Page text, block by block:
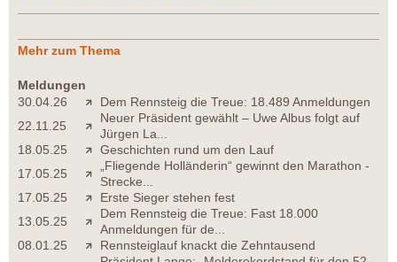
Mehr zum Thema
Meldungen
30.04.26
Dem Rennsteig die Treue: 18.489 Anmeldungen
22.11.25
Neuer Präsident gewählt – Uwe Albus folgt auf
Jürgen La...
18.05.25
Geschichten rund um den Lauf
17.05.25
„Fliegende Holländerin“ gewinnt den Marathon -
Strecke...
17.05.25
Erste Sieger stehen fest
13.05.25
Dem Rennsteig die Treue: Fast 18.000
Anmeldungen für de...
08.01.25
Rennsteiglauf knackt die Zehntausend